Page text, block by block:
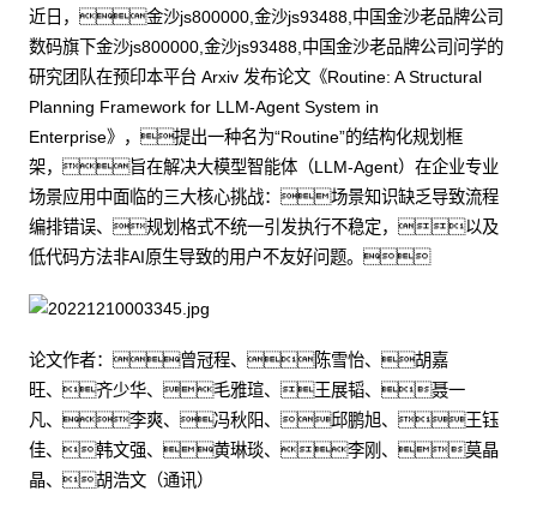
近日，金沙js800000,金沙js93488,中国金沙老品牌公司
数码旗下金沙js800000,金沙js93488,中国金沙老品牌公司问学的
研究团队在预印本平台 Arxiv 发布论文《Routine: A Structural
Planning Framework for LLM-Agent System in
Enterprise》，提出一种名为“Routine”的结构化规划框
架，旨在解决大模型智能体（LLM-Agent）在企业专业
场景应用中面临的三大核心挑战：场景知识缺乏导致流程
编排错误、规划格式不统一引发执行不稳定，以及
低代码方法非AI原生导致的用户不友好问题。
论文作者：曾冠程、陈雪怡、胡嘉
旺、齐少华、毛雅瑄、王展韬、聂一
凡、李爽、冯秋阳、邱鹏旭、王钰
佳、韩文强、黄琳琰、李刚、莫晶
晶、胡浩文（通讯）